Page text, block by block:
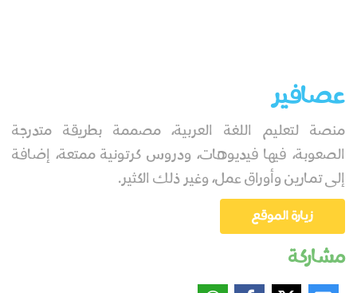
عصافير
منصة لتعليم اللغة العربية، مصممة بطريقة متدرجة
الصعوبة، فيها فيديوهات، ودروس كرتونية ممتعة، إضافة
إلى تمارين وأوراق عمل، وغير ذلك الكثير.
زيارة الموقع
مشاركة